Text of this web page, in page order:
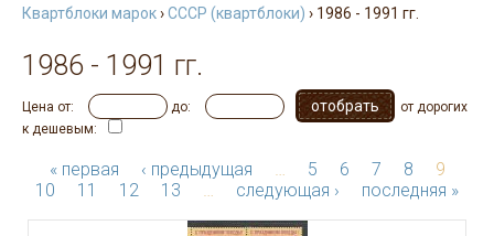
Квартблоки марок›СССР (квартблоки) › 1986 - 1991 гг.
1986 - 1991 гг.
Цена от: до:
от дорогих
к дешевым:
« первая ‹ предыдущая … 5 6 7 8
9
10
11 12 13 … следующая › последняя »